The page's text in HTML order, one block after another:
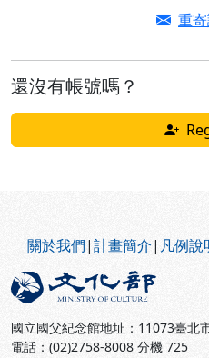
重
還沒有帳號嗎？
關於我們|計畫簡介| 凡例說
國立國父紀念館地址：11073臺北
電話：(02)2758-8008 分機 725